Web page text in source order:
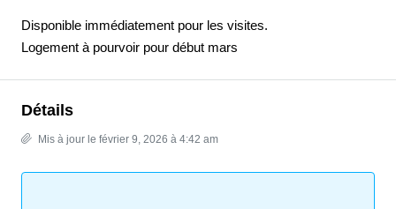
Disponible immédiatement pour les visites.
Logement à pourvoir pour début mars
Détails
Mis à jour le février 9, 2026 à 4:42 am